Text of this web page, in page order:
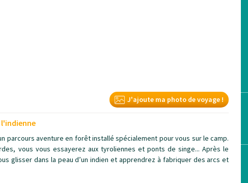
J'ajoute ma photo de voyage !
l'indienne
parcours aventure en forêt installé spécialement pour vous sur le camp.
vous vous essayerez aux tyroliennes et ponts de singe... Après le
glisser dans la peau d’un indien et apprendrez à fabriquer des arcs et